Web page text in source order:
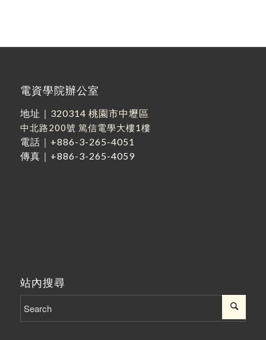
電資學院辦公室
地址｜ 320314 桃園市中壢區
中北路200號 篤信電學大樓1樓
電話｜ +886-3-265-4051
傳真｜+886-3-265-4059
站內搜尋